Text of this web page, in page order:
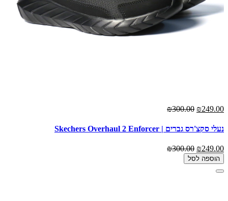
₪249.00
₪300.00
נעלי סקצ'רס גברים | Skechers Overhaul 2 Enforcer
₪249.00
₪300.00
הוספה לסל